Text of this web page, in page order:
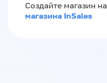
Создайте магазин на
магазина InSales